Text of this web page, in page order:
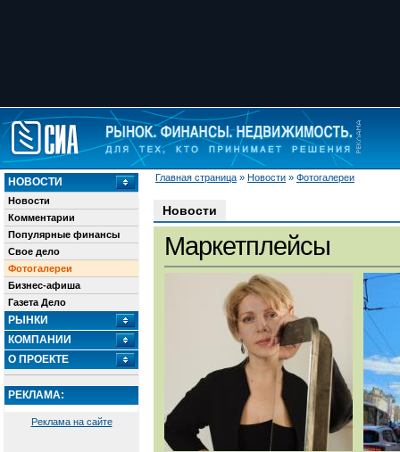
Главная страница » Новости » Фотогалереи
НОВОСТИ
Новости
Комментарии
Популярные финансы
Свое дело
Фотогалереи
Бизнес-афиша
Газета Дело
РЫНКИ
КОМПАНИИ
О ПРОЕКТЕ
РЕКЛАМА:
Реклама на сайте
Новости
Маркетплейсы